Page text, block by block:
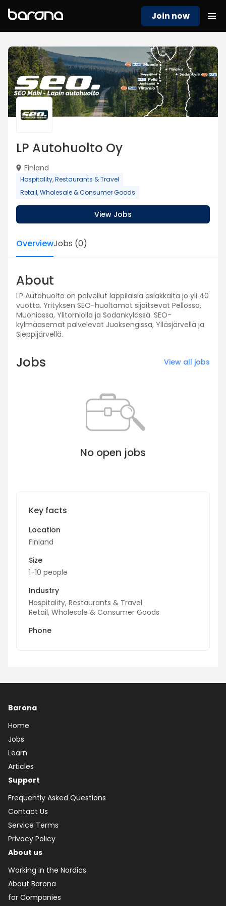
Join now
LP Autohuolto Oy
Finland
Hospitality, Restaurants & Travel
Retail, Wholesale & Consumer Goods
View Jobs
OverviewJobs (0)
About
LP Autohuolto on palvellut lappilaisia asiakkaita jo yli 40
vuotta. Yrityksen SEO-huoltamot sijaitsevat Pellossa,
Muoniossa, Ylitorniolla ja Sodankylässä. SEO-
kylmäasemat palvelevat Juoksengissa, Ylläsjärvellä ja
Sieppijärvellä.
Jobs View all jobs
No open jobs
Key facts
Location
Finland
Size
1-10 people
Industry
Hospitality, Restaurants & Travel
Retail, Wholesale & Consumer Goods
Phone
Barona
Home
Jobs
Learn
Articles
Support
Frequently Asked Questions
Contact Us
Service Terms
Privacy Policy
About us
Working in the Nordics
About Barona
for Companies